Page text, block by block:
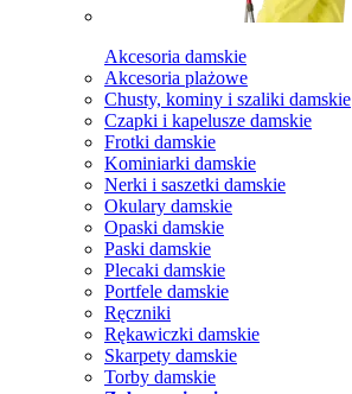
Akcesoria damskie
Akcesoria plażowe
Chusty, kominy i szaliki damskie
Czapki i kapelusze damskie
Frotki damskie
Kominiarki damskie
Nerki i saszetki damskie
Okulary damskie
Opaski damskie
Paski damskie
Plecaki damskie
Portfele damskie
Ręczniki
Rękawiczki damskie
Skarpety damskie
Torby damskie